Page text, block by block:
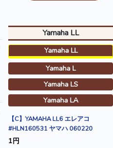
Yamaha LL
Yamaha LL
Yamaha L
Yamaha LS
Yamaha LA
【C】YAMAHA LL6 エレアコ
#HLN160531 ヤマハ 060220
1円